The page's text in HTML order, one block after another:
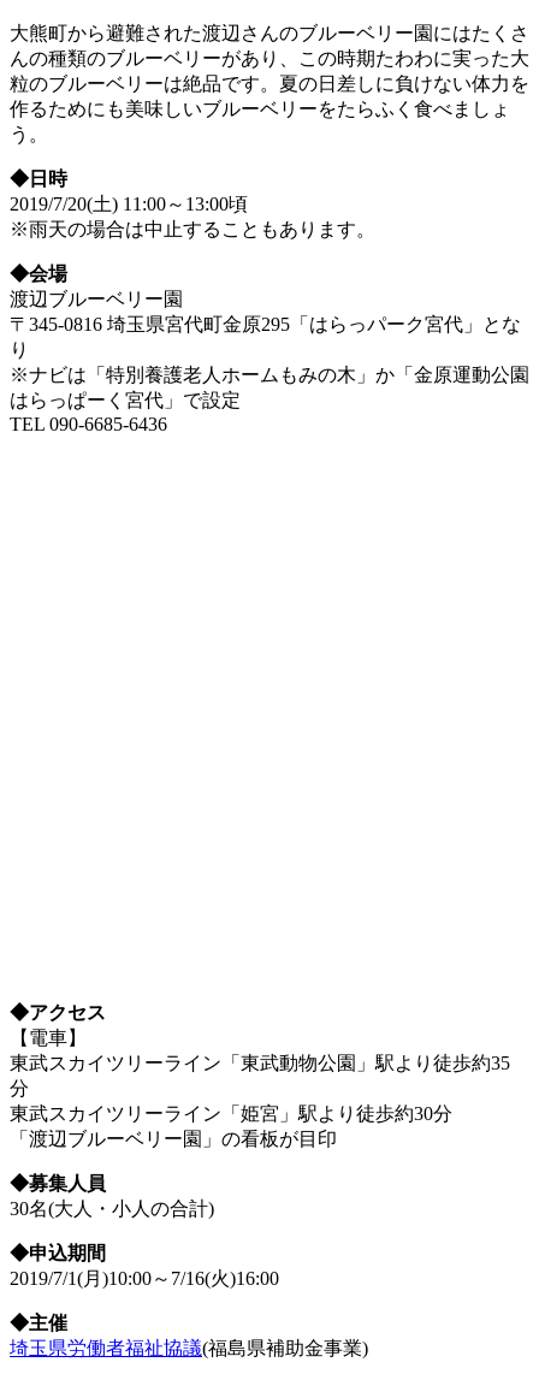
大熊町から避難された渡辺さんのブルーベリー園にはたくさ
んの種類のブルーベリーがあり、この時期たわわに実った大
粒のブルーベリーは絶品です。夏の日差しに負けない体力を
作るためにも美味しいブルーベリーをたらふく食べましょ
う。
◆日時
2019/7/20(土) 11:00～13:00頃
※雨天の場合は中止することもあります。
◆会場
渡辺ブルーベリー園
〒345-0816 埼玉県宮代町金原295「はらっパーク宮代」とな
り
※ナビは「特別養護老人ホームもみの木」か「金原運動公園
はらっぱーく宮代」で設定
TEL 090-6685-6436
◆アクセス
【電車】
東武スカイツリーライン「東武動物公園」駅より徒歩約35
分
東武スカイツリーライン「姫宮」駅より徒歩約30分
「渡辺ブルーベリー園」の看板が目印
◆募集人員
30名(大人・小人の合計)
◆申込期間
2019/7/1(月)10:00～7/16(火)16:00
◆主催
埼玉県労働者福祉協議(福島県補助金事業)